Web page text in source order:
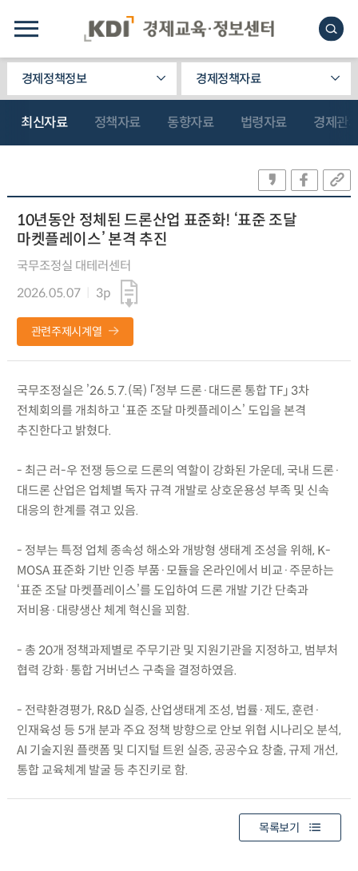
경제정책정보 경제정책자료
최신자료 정책자료 동향자료 법령자료 경제관
10년동안 정체된 드론산업 표준화! ‘표준 조달
마켓플레이스’ 본격 추진
국무조정실 대테러센터
2026.05.07
3p
관련주제시계열
국무조정실은 ’26.5.7.(목) 「정부 드론·대드론 통합 TF」 3차
전체회의를 개최하고 ‘표준 조달 마켓플레이스’ 도입을 본격
추진한다고 밝혔다.
- 최근 러-우 전쟁 등으로 드론의 역할이 강화된 가운데, 국내 드론·
대드론 산업은 업체별 독자 규격 개발로 상호운용성 부족 및 신속
대응의 한계를 겪고 있음.
- 정부는 특정 업체 종속성 해소와 개방형 생태계 조성을 위해, K-
MOSA 표준화 기반 인증 부품·모듈을 온라인에서 비교·주문하는
‘표준 조달 마켓플레이스’를 도입하여 드론 개발 기간 단축과
저비용·대량생산 체계 혁신을 꾀함.
- 총 20개 정책과제별로 주무기관 및 지원기관을 지정하고, 범부처
협력 강화·통합 거버넌스 구축을 결정하였음.
- 전략환경평가, R&D 실증, 산업생태계 조성, 법률·제도, 훈련·
인재육성 등 5개 분과 주요 정책 방향으로 안보 위협 시나리오 분석,
AI 기술지원 플랫폼 및 디지털 트윈 실증, 공공수요 창출, 규제 개선,
통합 교육체계 발굴 등 추진키로 함.
목록보기